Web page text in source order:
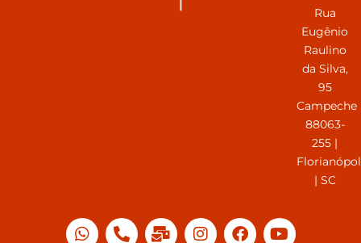
Rua
Eugênio
Raulino
da Silva,
95
Campeche
88063-
255 |
| SC